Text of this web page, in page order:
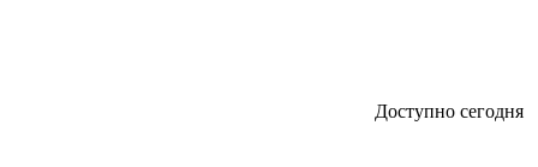
Доступно сегодня